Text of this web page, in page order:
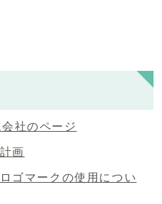
社のページ
画
ゴマークの使用につい